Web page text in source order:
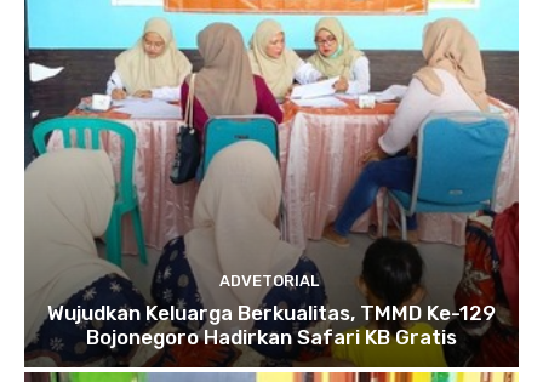
ADVETORIAL
Wujudkan Keluarga Berkualitas, TMMD Ke-129
Bojonegoro Hadirkan Safari KB Gratis